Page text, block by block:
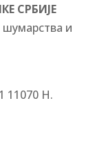
СРБИЈЕ
и
11070 Н.